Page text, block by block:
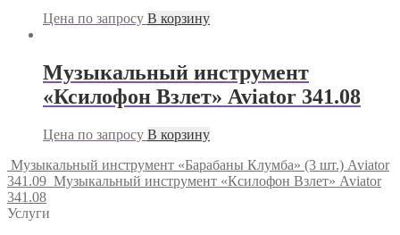
Цена по запросу В корзину
Музыкальный инструмент
«Ксилофон Взлет» Aviator 341.08
Цена по запросу В корзину
Музыкальный инструмент «Барабаны Клумба» (3 шт.) Aviator
341.09 Музыкальный инструмент «Ксилофон Взлет» Aviator
341.08
Услуги